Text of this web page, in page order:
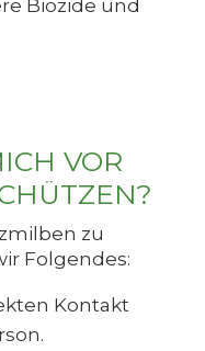
Biozide und
VOR
zu
Folgendes:
Kontakt